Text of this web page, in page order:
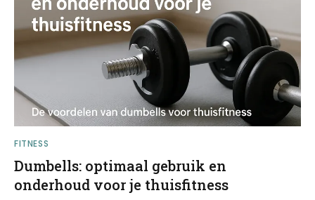
FITNESS
Dumbells: optimaal gebruik en
onderhoud voor je thuisfitness